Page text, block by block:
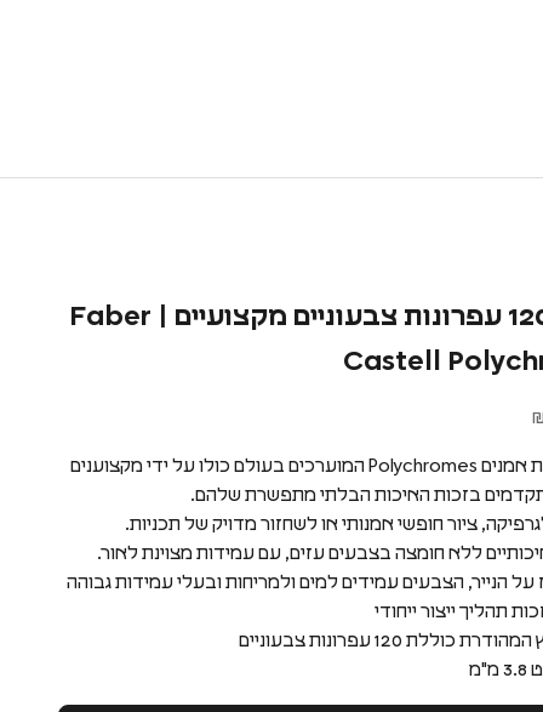
ערכת 120 עפרונות צבעוניים מקצועיים | Faber
Castell
120 עפרונות אמנים Polychromes המוערכים בעולם כולו על ידי מקצוענים
בזכות האיכות הבלתי מתפשרת שלהם.
ציור חופשי אמנותי או לשחזור מדויק של תכניות.
ללא חומצה בצבעים עזים, עם עמידות מצוינת לאור.
על הנייר, הצבעים עמידים למים ולמריחות ובעלי עמידות גבוהה
תהליך ייצור ייחודי
כוללת 120 עפרונות צבעוניים